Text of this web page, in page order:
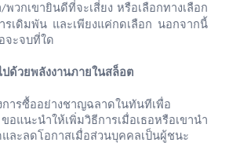
/พวกเขายินดีที่จะเสี่ยง หรือเลือกทางเลือก
รเดิมพัน และเพียงแค่กดเลือก นอกจากนี้
จะจบที่ใด
ด้วยพลังงานภายในสล็อต
การซื้ออย่างชาญฉลาดในทันทีเพื่อ
ขอแนะนำให้เพิ่มวิธีการเมื่อเธอหรือเขานำ
และลดโอกาสเมื่อส่วนบุคคลเป็นผู้ชนะ